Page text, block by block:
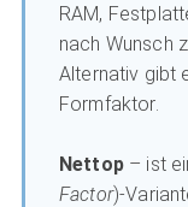
RAM,
nach Wunsch
Alternativ gibt
Formfaktor.
Nettop– ist
Factor)-